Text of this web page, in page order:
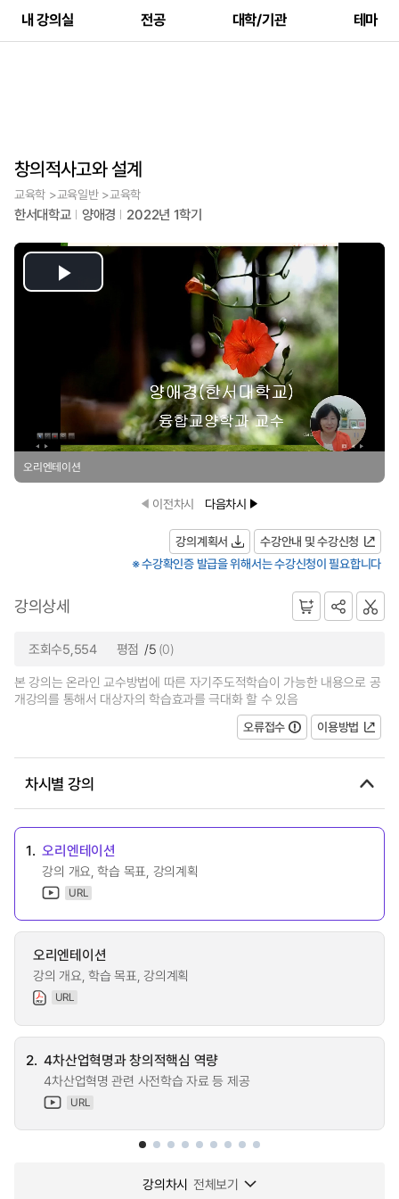
내 강의실 전공 대학/기관 테마
창의적사고와 설계
교육학 >교육일반 >교육학
한서대학교 양애경 2022년 1학기
Play
오리엔테이션
이전차시 다음차시
강의계획서
수강안내 및 수강신청
※ 수강확인증 발급을 위해서는 수강신청이 필요합니다
강의상세
조회수5,554 평점 /5 (0)
본 강의는 온라인 교수방법에 따른 자기주도적학습이 가능한 내용으로 공
개강의를 통해서 대상자의 학습효과를 극대화 할 수 있음
오류접수
이용방법
차시별 강의
1. 오리엔테이션
강의 개요, 학습 목표, 강의계획
URL
오리엔테이션
강의 개요, 학습 목표, 강의계획
URL
2. 4차산업혁명과 창의적핵심 역량
4차산업혁명 관련 사전학습 자료 등 제공
URL
강의차시 전체보기